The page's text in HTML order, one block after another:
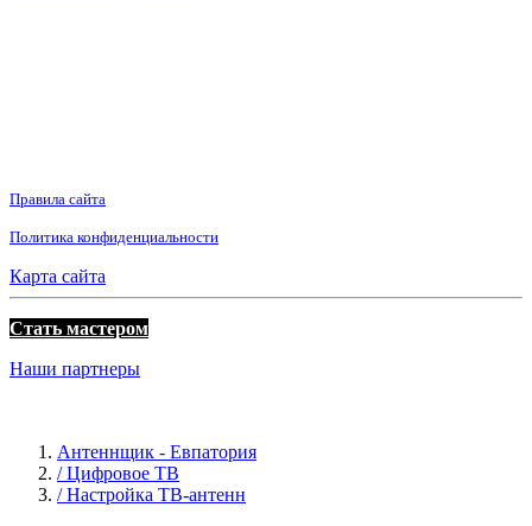
Правила сайта
Политика конфиденциальности
Карта сайта
Стать мастером
Наши партнеры
Антеннщик - Евпатория
/ Цифровое ТВ
/ Настройка ТВ-антенн